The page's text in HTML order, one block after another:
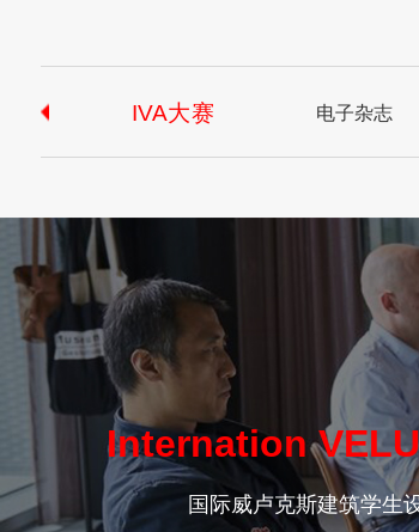
IVA大赛 电子杂志
Internation
国际威卢克斯建筑学生